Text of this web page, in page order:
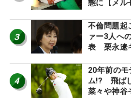
態に【メル
3
不倫問題起
ァー3人へ
表 栗永遼
4
20年前の
ム!? 飛ば
菜々や神谷